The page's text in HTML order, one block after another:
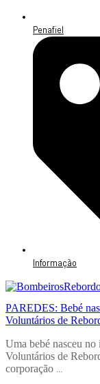
Penafiel
Informação
PAREDES: Bebé
Voluntários de
Uma bebé nasceu
Voluntários de
corporação ...